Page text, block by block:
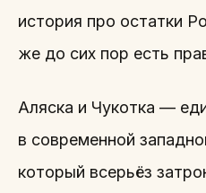
история про остатки
же до сих пор есть
Аляска и Чукотка —
в современной
который всерьёз